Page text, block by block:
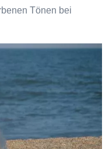
Tönen bei